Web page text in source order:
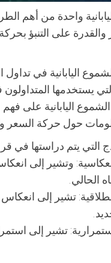
واحدة من أهم
والقدرة على التنبؤ
اليابانية في تداول
يستخدمها
اليابانية على فهم
حول حركة السعر
التي يتم دراستها في
وتشير إلى
الحالي.
تشير إلى
تشير إلى